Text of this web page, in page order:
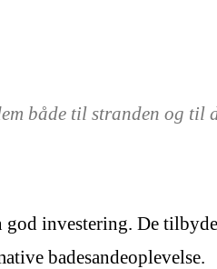
både til stranden og til
god investering. De
badesandeoplevelse.